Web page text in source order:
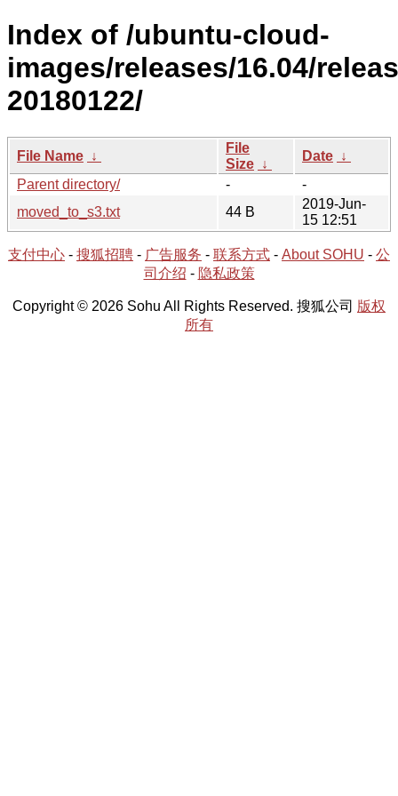
Index of /ubuntu-cloud-
images/releases/16.04/
20180122/
File Name ↓
File
Size ↓
Date ↓
Parent directory/
-
-
moved_to_s3.txt
44 B
2019-Jun-
15 12:51
支付中心 - 搜狐招聘 - 广告服务 - 联系方式 - About SOHU - 公
司介绍 - 隐私政策
Copyright © 2026 Sohu All Rights Reserved. 搜狐公司 版权
所有